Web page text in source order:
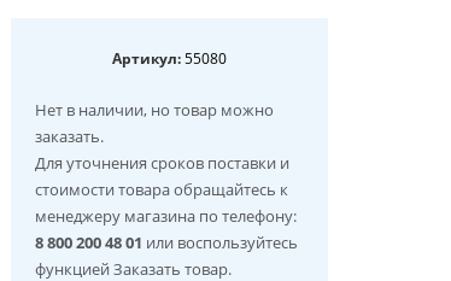
Артикул: 55080
Нет в наличии, но товар можно
заказать.
Для уточнения сроков поставки и
стоимости товара обращайтесь к
менеджеру магазина по телефону:
8 800 200 48 01 или воспользуйтесь
функцией Заказать товар.